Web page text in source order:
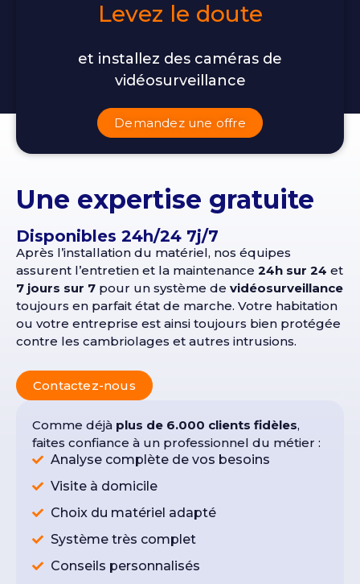
Levez le doute
et installez des caméras de
vidéosurveillance
Demandez une offre
Comme déjà plus de 6.000 clients fidèles,
faites confiance à un professionnel du métier :
Analyse complète de vos besoins
Visite à domicile
Choix du matériel adapté
Système très complet
Conseils personnalisés
Une expertise gratuite
Disponibles 24h/24 7j/7
Après l’installation du matériel, nos équipes
assurent l’entretien et la maintenance 24h sur 24 et
7 jours sur 7 pour un système de vidéosurveillance
toujours en parfait état de marche. Votre habitation
ou votre entreprise est ainsi toujours bien protégée
contre les cambriolages et autres intrusions.
Contactez-nous